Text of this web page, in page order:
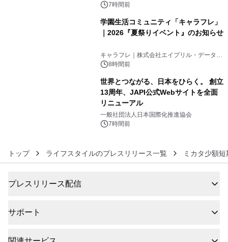
7時間前
学園生活コミュニティ「キャラフレ」
｜2026『夏祭りイベント』のお知らせ
キャラフレ｜株式会社エイプリル・データ・
デザインズ
8時間前
世界とつながる、日本をひらく。 創立
13周年、JAPI公式Webサイトを全面
リニューアル
一般社団法人日本国際化推進協会
7時間前
トップ ライフスタイルのプレスリリース一覧 ミカタ少額
プレスリリース配信
サポート